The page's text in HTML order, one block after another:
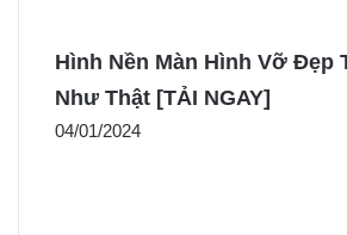
Hình Nền Màn Hình Vỡ Đẹp
Như Thật [TẢI NGAY]
04/01/2024